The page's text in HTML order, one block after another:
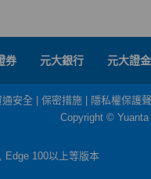
券 元大銀行 元大證金
通安全 保密措施 隱私權保護
Copyright ©
Edge 100以上等版本